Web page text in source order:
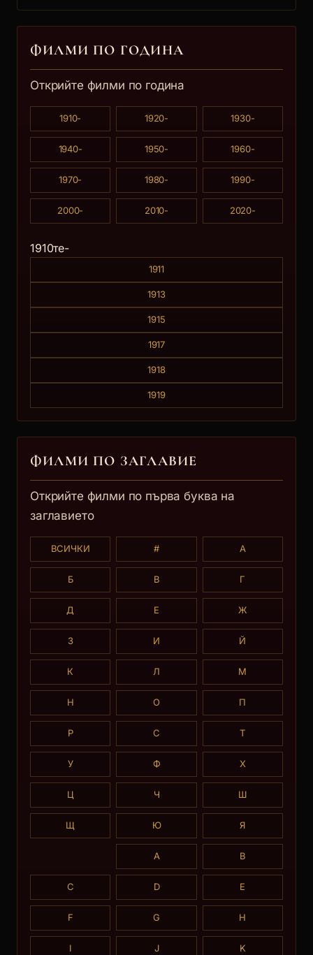
ФИЛМИ ПО ГОДИНА
Открийте филми по година
1910- 1920- 1930-
1940- 1950- 1960-
1970- 1980- 1990-
2000- 2010- 2020-
1910те-
1911
1913
1915
1917
1918
1919
ФИЛМИ ПО ЗАГЛАВИE
Открийте филми по първа буква на
заглавието
ВСИЧКИ # А
Б В Г
Д Е Ж
З И Й
К Л М
Н О П
Р С Т
У Ф Х
Ц Ч Ш
Щ Ю Я
A B
C D E
F G H
I J K